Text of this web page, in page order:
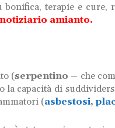
bonifica, terapie e cure,
amianto.
(serpentino – che
la capacità di
(asbestosi,